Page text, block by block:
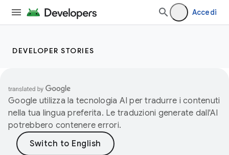
Accedi
DEVELOPER STORIES
Google utilizza la tecnologia AI per tradurre i contenuti
nella tua lingua preferita. Le traduzioni generate dall'AI
potrebbero contenere errori.